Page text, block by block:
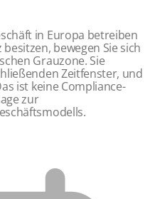
in Europa betreiben
bewegen Sie sich
Grauzone. Sie
Zeitfenster, und
ist keine Compliance-
zur